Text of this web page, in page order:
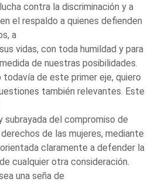
contra la discriminación y a
el respaldo a quienes defienden
a
vidas, con toda humildad y para
de nuestras posibilidades.
todavía de este primer eje, quiero
también relevantes. Este
subrayada del compromiso de
de las mujeres, mediante
claramente a defender la
cualquier otra consideración.
una seña de